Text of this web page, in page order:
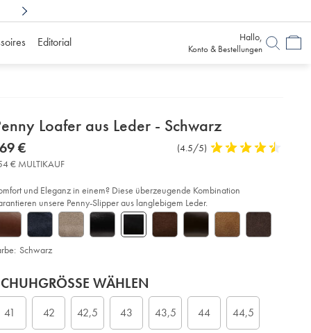
Editorial Hallo,
Konto & Bestellungen
Loafer aus Leder - Schwarz
SHC0245BLK.html?
€ Produktrezensionen
(4.5/5) 4,5
of
5
stars
€ MULTIKAUF
und Eleganz in einem? Diese überzeugende Kombination
unsere Penny-Slipper aus langlebigem Leder.
Schwarz
WÄHLEN
41 42 42,5 43 43,5 44 44,5